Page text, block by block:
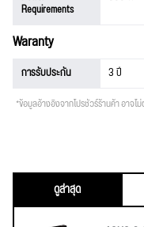
Requirements
Waranty
การรับประกัน 3 ปี
*ข้อมูลอ้างอิงจากโปรชัวร์ร้านค้า อาจ
ดูล่าสุด